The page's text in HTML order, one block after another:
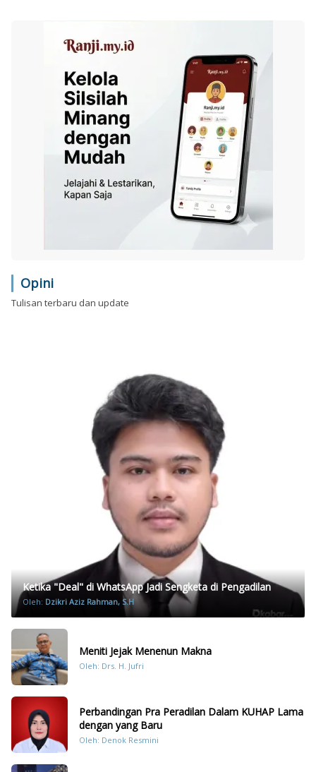
Opini
Tulisan terbaru dan update
Ketika "Deal" di WhatsApp Jadi Sengketa di Pengadilan
Oleh: Dzikri Aziz Rahman, S.H
Meniti Jejak Menenun Makna
Oleh: Drs. H. Jufri
Perbandingan Pra Peradilan Dalam KUHAP Lama
dengan yang Baru
Oleh: Denok Resmini